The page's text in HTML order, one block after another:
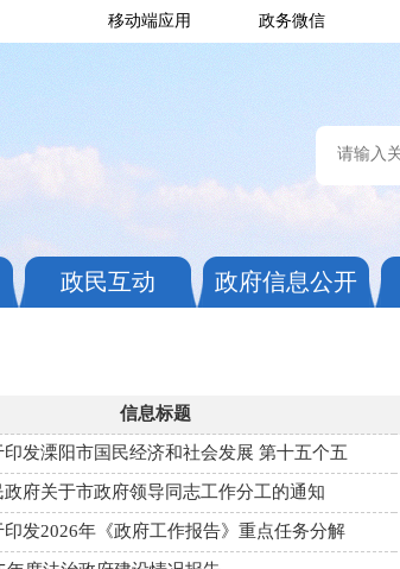
移动端应用 政务微信
政民互动 政府信息公开